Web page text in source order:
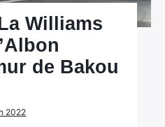
Williams
de Bakou
2022